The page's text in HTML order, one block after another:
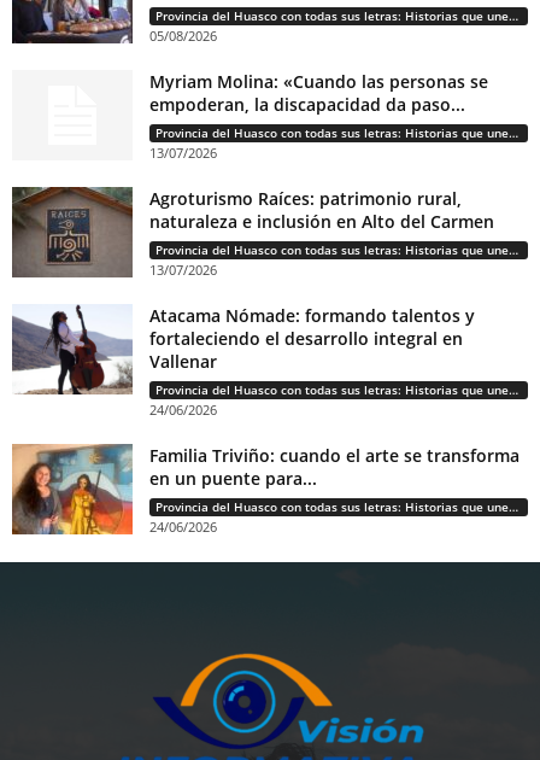
Provincia del Huasco con todas sus letras: Historias que unen cultura, diversidad e identidad
05/08/2026
Myriam Molina: «Cuando las personas se
empoderan, la discapacidad da paso...
Provincia del Huasco con todas sus letras: Historias que unen cultura, diversidad e identidad
13/07/2026
Agroturismo Raíces: patrimonio rural,
naturaleza e inclusión en Alto del Carmen
Provincia del Huasco con todas sus letras: Historias que unen cultura, diversidad e identidad
13/07/2026
Atacama Nómade: formando talentos y
fortaleciendo el desarrollo integral en
Vallenar
Provincia del Huasco con todas sus letras: Historias que unen cultura, diversidad e identidad
24/06/2026
Familia Triviño: cuando el arte se transforma
en un puente para...
Provincia del Huasco con todas sus letras: Historias que unen cultura, diversidad e identidad
24/06/2026